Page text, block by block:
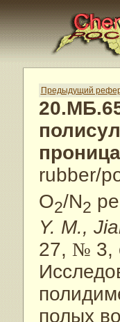
Предыдущий
rubber/
O2/N2
Y. M.,
27, № 3,
полых